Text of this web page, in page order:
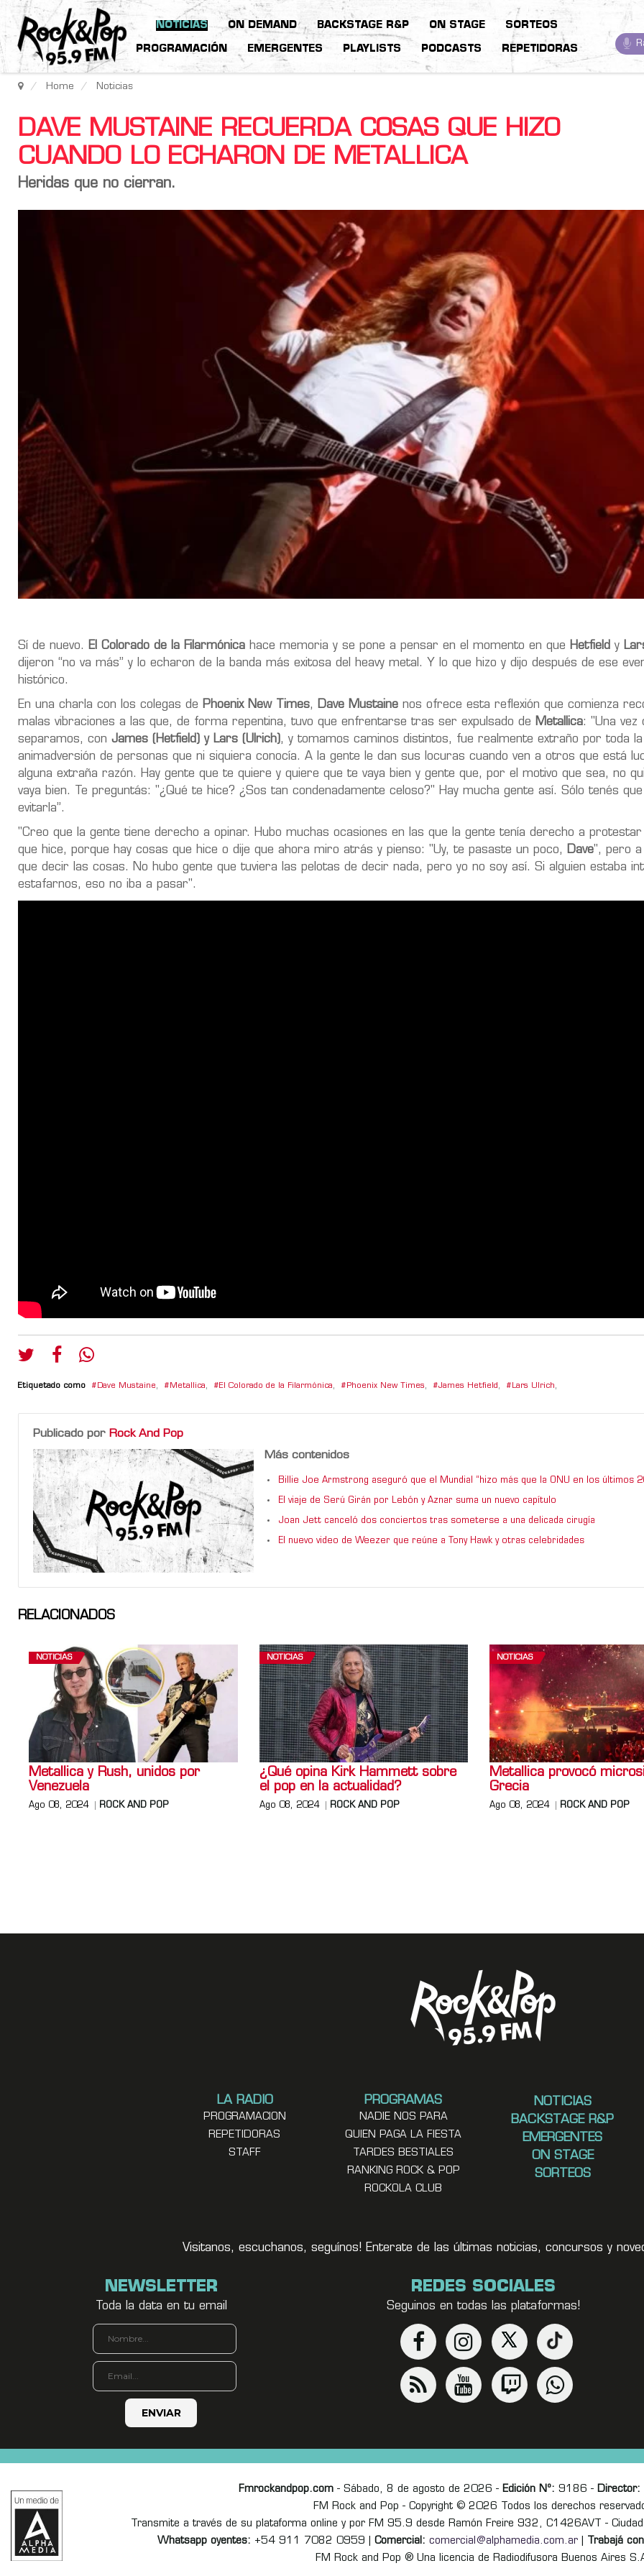
NOTICIAS ON DEMAND BACKSTAGE R&P ON STAGE SORTEOS
PROGRAMACIÓN EMERGENTES PLAYLISTS PODCASTS REPETIDORAS
Home Noticias
DAVE MUSTAINE RECUERDA COSAS QUE HIZO
CUANDO LO ECHARON DE METALLICA
Heridas que no cierran.
Sí de nuevo. El Colorado de la Filarmónica hace memoria y se pone a pensar en el momento en que Hetfield y
dijeron “no va más” y lo echaron de la banda más exitosa del heavy metal. Y lo que hizo y dijo después de ese
histórico.
En una charla con los colegas de Phoenix New Times, Dave Mustaine nos ofrece esta reflexión que comienza
malas vibraciones a las que, de forma repentina, tuvo que enfrentarse tras ser expulsado de
Metallica: "Una vez
separamos, con James (Hetfield) y Lars (Ulrich), y tomamos caminos distintos, fue realmente extraño por toda la
animadversión de personas que ni siquiera conocía. A la gente le dan sus locuras cuando ven a otros que está
alguna extraña razón. Hay gente que te quiere y quiere que te vaya bien y gente que, por el motivo que sea, no
vaya bien. Te preguntás: "¿Qué te hice? ¿Sos tan condenadamente celoso?" Hay mucha gente así. Sólo tenés
evitarla”.
"Creo que la gente tiene derecho a opinar. Hubo muchas ocasiones en las que la gente tenía derecho a
que hice, porque hay cosas que hice o dije que ahora miro atrás y pienso: "Uy, te pasaste un poco,
Dave", pero a
que decir las cosas. No hubo gente que tuviera las pelotas de decir nada, pero yo no soy así. Si alguien estaba
estafarnos, eso no iba a pasar".
Etiquetado como Dave Mustaine, Metallica, El Colorado de la Filarmónica, Phoenix New Times, James Hetfield , Lars Ulrich,
Publicado por Rock And Pop
Más contenidos
Billie Joe Armstrong aseguró que el Mundial “hizo más que la ONU en los últimos
El viaje de Serú Girán por Lebón y Aznar suma un nuevo capítulo
Joan Jett canceló dos conciertos tras someterse a una delicada cirugía
El nuevo video de Weezer que reúne a Tony Hawk y otras celebridades
RELACIONADOS
NOTICIAS
Metallica y Rush, unidos por
Venezuela
Ago 08, 2024 ROCK AND POP
NOTICIAS
¿Qué opina Kirk Hammett sobre
el pop en la actualidad?
Ago 08, 2024 ROCK AND POP
NOTICIAS
Metallica provocó
Grecia
Ago 08, 2024 ROCK AND POP
LA RADIO
PROGRAMACION
REPETIDORAS
STAFF
PROGRAMAS
NADIE NOS PARA
QUIEN PAGA LA FIESTA
TARDES BESTIALES
RANKING ROCK & POP
ROCKOLA CLUB
NOTICIAS
BACKSTAGE R&P
EMERGENTES
ON STAGE
SORTEOS
Visitanos, escuchanos, seguínos! Enterate de las últimas noticias, concursos y
NEWSLETTER
Toda la data en tu email
REDES SOCIALES
Seguinos en todas las plataformas!
Fmrockandpop.com- Sábado, 8 de agosto de 2026 - Edición Nº: 9186 - Director:
FM Rock and Pop - Copyright © 2026 Todos los derechos
Transmite a través de su plataforma online y por FM 95.9 desde Ramón Freire 932, C1426AVT -
Whatsapp oyentes: +54 911 7082 0959 | Comercial: comercial@alphamedia.com.ar| Trabajá
FM Rock and Pop ® Una licencia de Radiodifusora Buenos Aires